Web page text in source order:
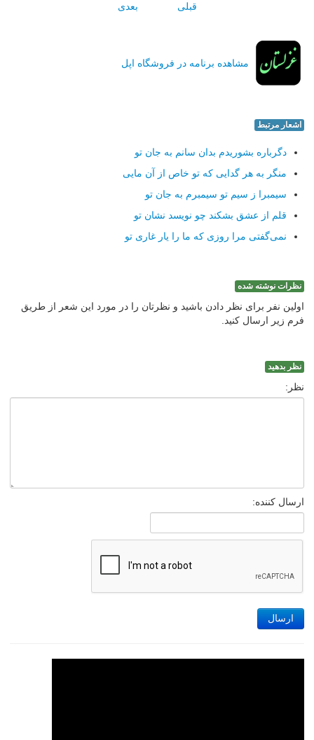
قبلی بعدی
مشاهده برنامه در فروشگاه اپل
اشعار مرتبط
دگرباره بشوریدم بدان سانم به جان تو
منگر به هر گدایی كه تو خاص از آن مایی
سیمبرا ز سیم تو سیمبرم به جان تو
قلم از عشق بشكند چو نویسد نشان تو
نمی‌گفتی مرا روزی كه ما را یار غاری تو
نظرات نوشته شده
اولین نفر برای نظر دادن باشید و نظرتان را در مورد این شعر از طریق
فرم زیر ارسال کنید.
نظر بدهید
نظر:
ارسال کننده:
ارسال